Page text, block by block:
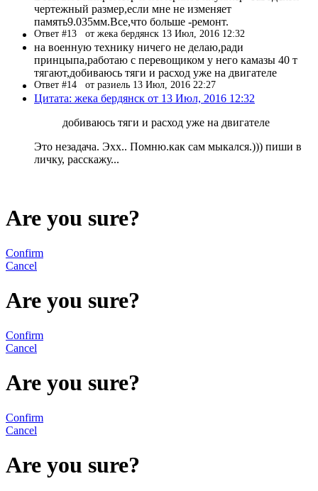
чертежный размер,если мне не изменяет
память9.035мм.Все,что больше -ремонт.
Ответ #13 от жека бердянск 13 Июл, 2016 12:32
на военную технику ничего не делаю,ради
принцыпа,работаю с перевощиком у него камазы 40 т
тягают,добиваюсь тяги и расход уже на двигателе
Ответ #14 от разиель 13 Июл, 2016 22:27
Цитата: жека бердянск от 13 Июл, 2016 12:32
добиваюсь тяги и расход уже на двигателе
Это незадача. Эхх.. Помню.как сам мыкался.))) пиши в
личку, расскажу...
Are you sure?
Confirm
Cancel
Are you sure?
Confirm
Cancel
Are you sure?
Confirm
Cancel
Are you sure?